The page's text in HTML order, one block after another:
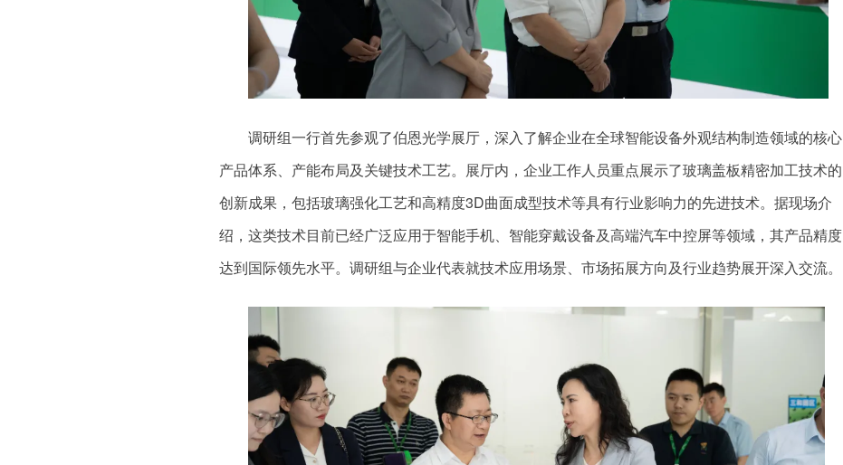
调研组一行首先参观了伯恩光学展厅，深入了解企业在全球智能设备外观结构制造领域的核心
产品体系、产能布局及关键技术工艺。展厅内，企业工作人员重点展示了玻璃盖板精密加工技术的
创新成果，包括玻璃强化工艺和高精度3D曲面成型技术等具有行业影响力的先进技术。据现场介
绍，这类技术目前已经广泛应用于智能手机、智能穿戴设备及高端汽车中控屏等领域，其产品精度
达到国际领先水平。调研组与企业代表就技术应用场景、市场拓展方向及行业趋势展开深入交流。